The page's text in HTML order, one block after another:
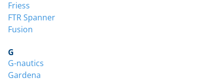
Friess
FTR Spanner
Fusion
G
G-nautics
Gardena